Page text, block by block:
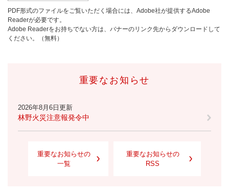
PDF形式のファイルをご覧いただく場合には、Adobe社が提供するAdobe
Readerが必要です。
Adobe Readerをお持ちでない方は、バナーのリンク先からダウンロードして
ください。（無料）
重要なお知らせ
2026年8月6日更新
林野火災注意報発令中
重要なお知らせの
一覧
重要なお知らせの
RSS